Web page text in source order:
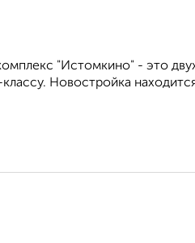
"Истомкино" - это
Новостройка